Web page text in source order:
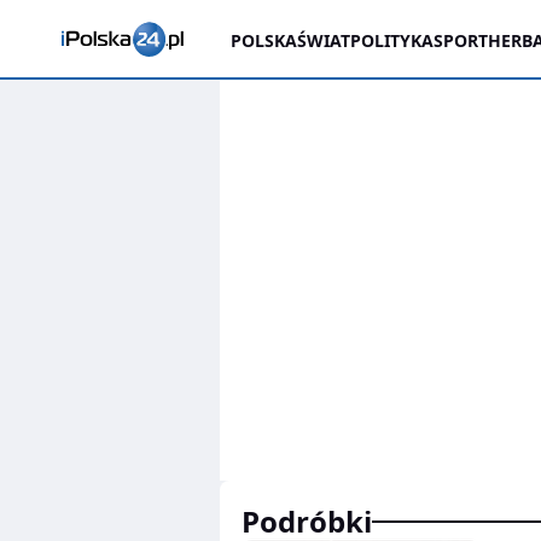
POLSKAŚWIATPOLITYKASPORT
podróbki